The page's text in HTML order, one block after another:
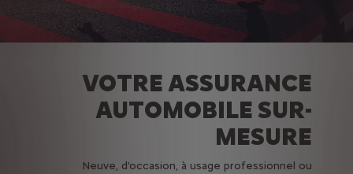
VOTRE ASSURANCE
AUTOMOBILE SUR-
MESURE
Neuve, d'occasion, à usage professionnel ou